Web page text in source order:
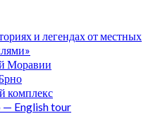
и легендах от местных
Моравии
комплекс
— English tour